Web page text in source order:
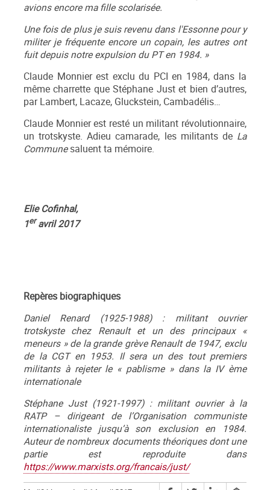
avions encore ma fille scolarisée.
Une fois de plus je suis revenu dans l'Essonne pour y
militer je fréquente encore un copain, les autres ont
fuit depuis notre expulsion du PT en 1984. »
Claude Monnier est exclu du PCI en 1984, dans la
même charrette que Stéphane Just et bien d’autres,
par Lambert, Lacaze, Gluckstein, Cambadélis…
Claude Monnier est resté un militant révolutionnaire,
un trotskyste. Adieu camarade, les militants de La
Communesaluent ta mémoire.
Elie Cofinhal,
1eravril 2017
Repères biographiques
Daniel Renard (1925-1988) : militant ouvrier
trotskyste chez Renault et un des principaux «
meneurs » de la grande grève Renault de 1947, exclu
de la CGT en 1953. Il sera un des tout premiers
militants à rejeter le « pablisme » dans la IV ème
internationale
Stéphane Just (1921-1997) : militant ouvrier à la
RATP – dirigeant de l’Organisation communiste
internationaliste jusqu’à son exclusion en 1984.
Auteur de nombreux documents théoriques dont une
partie est reproduite dans
https://www.marxists.org/francais/just/